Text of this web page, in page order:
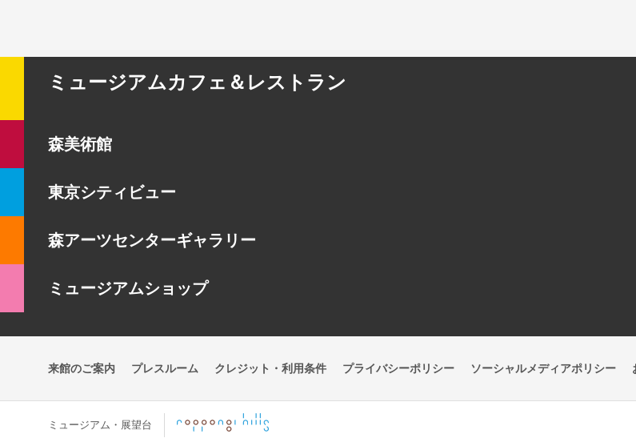
ミュージアムカフェ＆レストラン
森美術館
東京シティビュー
森アーツセンターギャラリー
ミュージアムショップ
来館のご案内 プレスルーム クレジット・利用条件 プライバシーポリシー ソーシャルメディアポリシー
ミュージアム・展望台